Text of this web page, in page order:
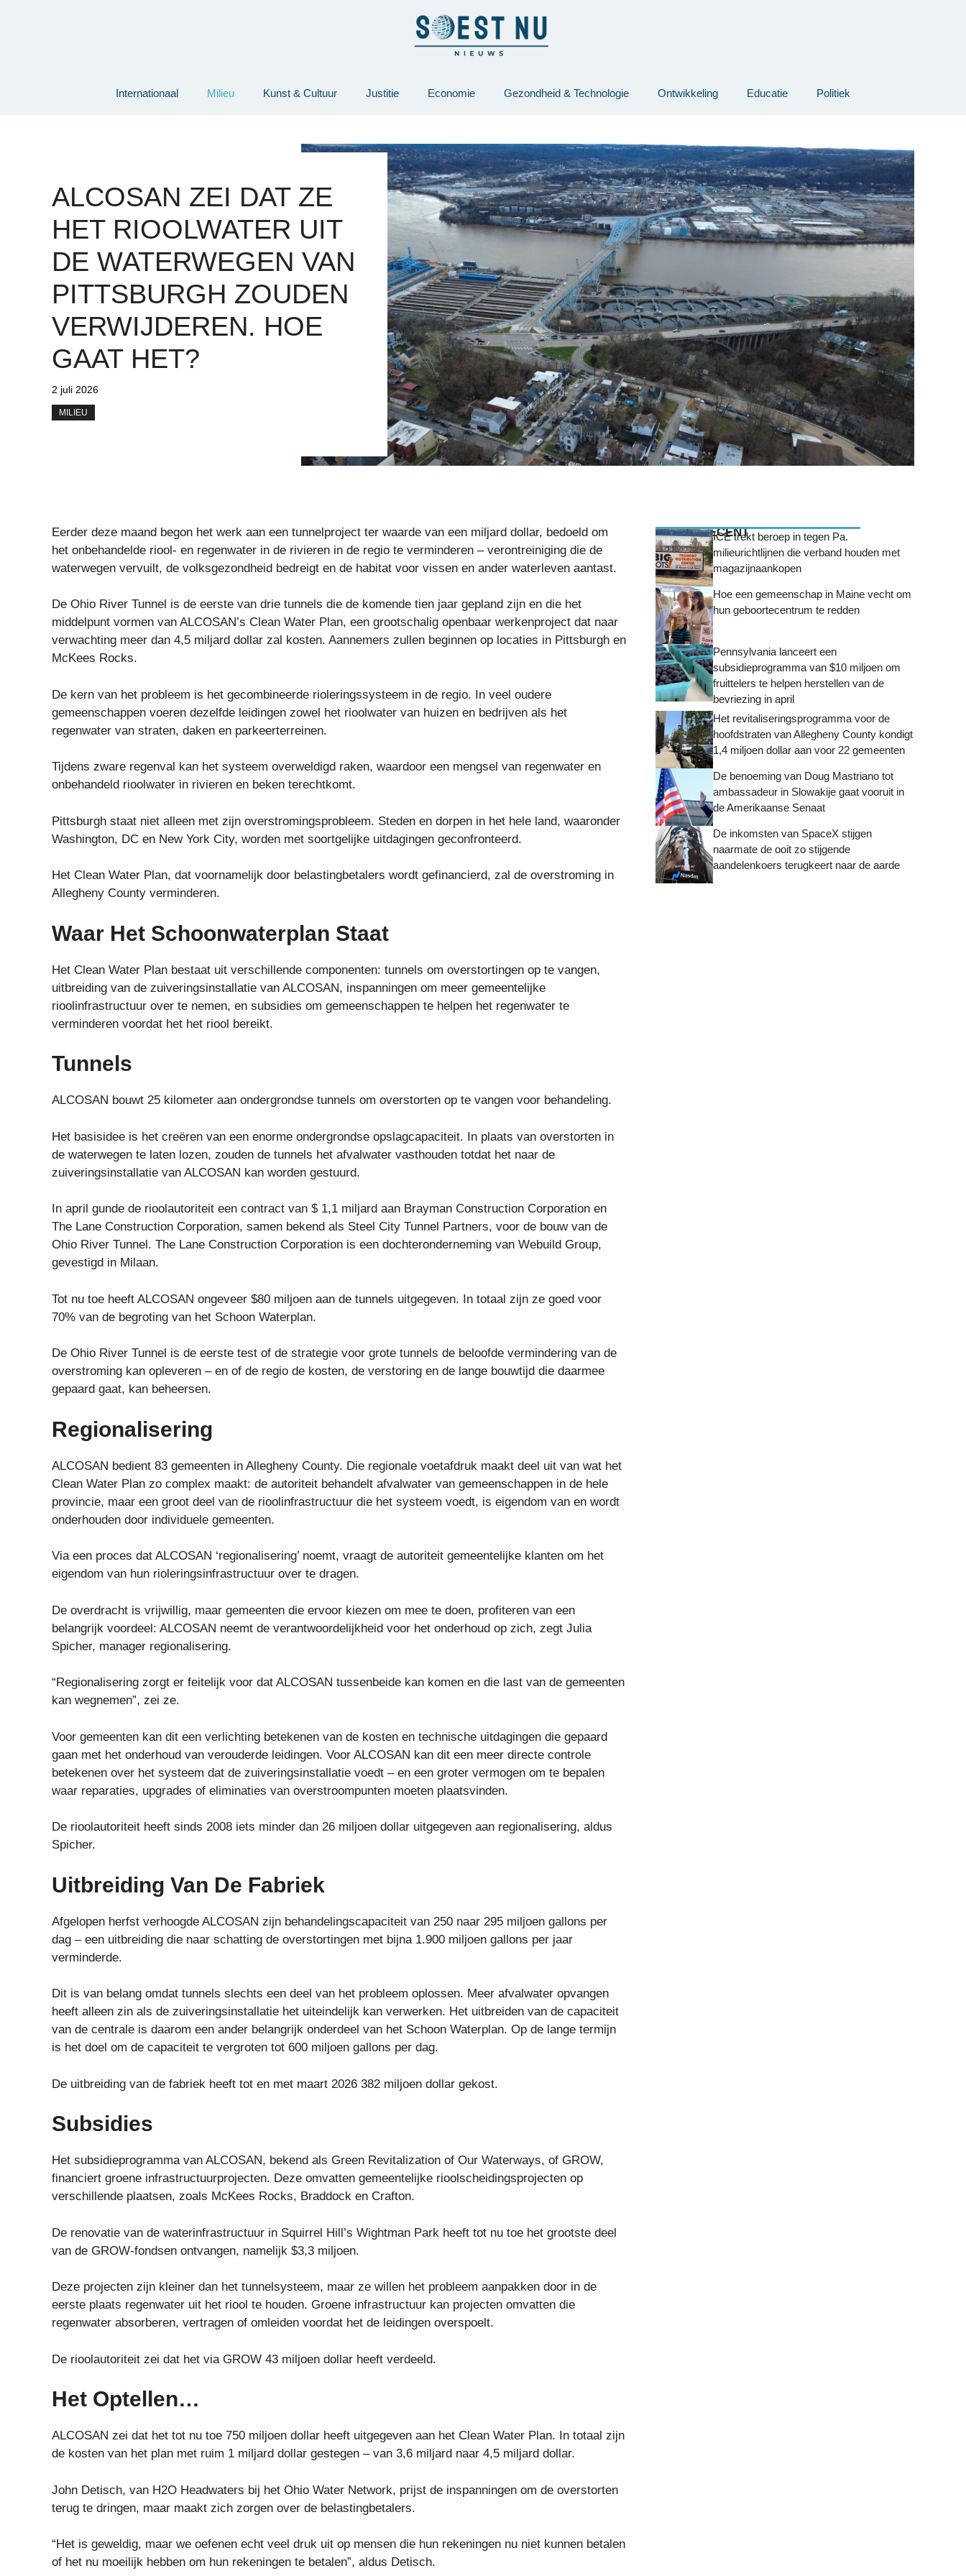
Internationaal Milieu Kunst & Cultuur Justitie Economie Gezondheid & Technologie Ontwikkeling Educatie Politiek
ALCOSAN ZEI DAT ZE
HET RIOOLWATER UIT
DE WATERWEGEN VAN
PITTSBURGH ZOUDEN
VERWIJDEREN. HOE
GAAT HET?
2 juli 2026
MILIEU
Eerder deze maand begon het werk aan een tunnelproject ter waarde van een miljard dollar, bedoeld om
het onbehandelde riool- en regenwater in de rivieren in de regio te verminderen – verontreiniging die de
waterwegen vervuilt, de volksgezondheid bedreigt en de habitat voor vissen en ander waterleven aantast.
De Ohio River Tunnel is de eerste van drie tunnels die de komende tien jaar gepland zijn en die het
middelpunt vormen van ALCOSAN’s Clean Water Plan, een grootschalig openbaar werkenproject dat naar
verwachting meer dan 4,5 miljard dollar zal kosten. Aannemers zullen beginnen op locaties in Pittsburgh en
McKees Rocks.
De kern van het probleem is het gecombineerde rioleringssysteem in de regio. In veel oudere
gemeenschappen voeren dezelfde leidingen zowel het rioolwater van huizen en bedrijven als het
regenwater van straten, daken en parkeerterreinen.
Tijdens zware regenval kan het systeem overweldigd raken, waardoor een mengsel van regenwater en
onbehandeld rioolwater in rivieren en beken terechtkomt.
Pittsburgh staat niet alleen met zijn overstromingsprobleem. Steden en dorpen in het hele land, waaronder
Washington, DC en New York City, worden met soortgelijke uitdagingen geconfronteerd.
Het Clean Water Plan, dat voornamelijk door belastingbetalers wordt gefinancierd, zal de overstroming in
Allegheny County verminderen.
Waar Het Schoonwaterplan Staat
Het Clean Water Plan bestaat uit verschillende componenten: tunnels om overstortingen op te vangen,
uitbreiding van de zuiveringsinstallatie van ALCOSAN, inspanningen om meer gemeentelijke
rioolinfrastructuur over te nemen, en subsidies om gemeenschappen te helpen het regenwater te
verminderen voordat het het riool bereikt. ‍
Tunnels ‍
ALCOSAN bouwt 25 kilometer aan ondergrondse tunnels om overstorten op te vangen voor behandeling.
Het basisidee is het creëren van een enorme ondergrondse opslagcapaciteit. In plaats van overstorten in
de waterwegen te laten lozen, zouden de tunnels het afvalwater vasthouden totdat het naar de
zuiveringsinstallatie van ALCOSAN kan worden gestuurd.
In april gunde de rioolautoriteit een contract van $ 1,1 miljard aan Brayman Construction Corporation en
The Lane Construction Corporation, samen bekend als Steel City Tunnel Partners, voor de bouw van de
Ohio River Tunnel. The Lane Construction Corporation is een dochteronderneming van Webuild Group,
gevestigd in Milaan.
Tot nu toe heeft ALCOSAN ongeveer $80 miljoen aan de tunnels uitgegeven. In totaal zijn ze goed voor
70% van de begroting van het Schoon Waterplan.
De Ohio River Tunnel is de eerste test of de strategie voor grote tunnels de beloofde vermindering van de
overstroming kan opleveren – en of de regio de kosten, de verstoring en de lange bouwtijd die daarmee
gepaard gaat, kan beheersen.
Regionalisering
ALCOSAN bedient 83 gemeenten in Allegheny County. Die regionale voetafdruk maakt deel uit van wat het
Clean Water Plan zo complex maakt: de autoriteit behandelt afvalwater van gemeenschappen in de hele
provincie, maar een groot deel van de rioolinfrastructuur die het systeem voedt, is eigendom van en wordt
onderhouden door individuele gemeenten.
Via een proces dat ALCOSAN ‘regionalisering’ noemt, vraagt ​​de autoriteit gemeentelijke klanten om het
eigendom van hun rioleringsinfrastructuur over te dragen.
De overdracht is vrijwillig, maar gemeenten die ervoor kiezen om mee te doen, profiteren van een
belangrijk voordeel: ALCOSAN neemt de verantwoordelijkheid voor het onderhoud op zich, zegt Julia
Spicher, manager regionalisering.
“Regionalisering zorgt er feitelijk voor dat ALCOSAN tussenbeide kan komen en die last van de gemeenten
kan wegnemen”, zei ze.
Voor gemeenten kan dit een verlichting betekenen van de kosten en technische uitdagingen die gepaard
gaan met het onderhoud van verouderde leidingen. Voor ALCOSAN kan dit een meer directe controle
betekenen over het systeem dat de zuiveringsinstallatie voedt – en een groter vermogen om te bepalen
waar reparaties, upgrades of eliminaties van overstroompunten moeten plaatsvinden.
De rioolautoriteit heeft sinds 2008 iets minder dan 26 miljoen dollar uitgegeven aan regionalisering, aldus
Spicher.
Uitbreiding Van De Fabriek
Afgelopen herfst verhoogde ALCOSAN zijn behandelingscapaciteit van 250 naar 295 miljoen gallons per
dag – een uitbreiding die naar schatting de overstortingen met bijna 1.900 miljoen gallons per jaar
verminderde.
Dit is van belang omdat tunnels slechts een deel van het probleem oplossen. Meer afvalwater opvangen
heeft alleen zin als de zuiveringsinstallatie het uiteindelijk kan verwerken. Het uitbreiden van de capaciteit
van de centrale is daarom een ​​ander belangrijk onderdeel van het Schoon Waterplan. Op de lange termijn
is het doel om de capaciteit te vergroten tot 600 miljoen gallons per dag.
De uitbreiding van de fabriek heeft tot en met maart 2026 382 miljoen dollar gekost.
Subsidies
Het subsidieprogramma van ALCOSAN, bekend als Green Revitalization of Our Waterways, of GROW,
financiert groene infrastructuurprojecten. Deze omvatten gemeentelijke rioolscheidingsprojecten op
verschillende plaatsen, zoals McKees Rocks, Braddock en Crafton.
De renovatie van de waterinfrastructuur in Squirrel Hill’s Wightman Park heeft tot nu toe het grootste deel
van de GROW-fondsen ontvangen, namelijk $3,3 miljoen.
Deze projecten zijn kleiner dan het tunnelsysteem, maar ze willen het probleem aanpakken door in de
eerste plaats regenwater uit het riool te houden. Groene infrastructuur kan projecten omvatten die
regenwater absorberen, vertragen of omleiden voordat het de leidingen overspoelt.
De rioolautoriteit zei dat het via GROW 43 miljoen dollar heeft verdeeld.
Het Optellen…
ALCOSAN zei dat het tot nu toe 750 miljoen dollar heeft uitgegeven aan het Clean Water Plan. In totaal zijn
de kosten van het plan met ruim 1 miljard dollar gestegen – van 3,6 miljard naar 4,5 miljard dollar.
John Detisch, van H2O Headwaters bij het Ohio Water Network, prijst de inspanningen om de overstorten
terug te dringen, maar maakt zich zorgen over de belastingbetalers.
“Het is geweldig, maar we oefenen echt veel druk uit op mensen die hun rekeningen nu niet kunnen betalen
of het nu moeilijk hebben om hun rekeningen te betalen”, aldus Detisch.
MEEST RECENTICE trekt beroep in tegen Pa.
milieurichtlijnen die verband houden met
magazijnaankopen
Hoe een gemeenschap in Maine vecht om
hun geboortecentrum te redden
Pennsylvania lanceert een
subsidieprogramma van $10 miljoen om
fruittelers te helpen herstellen van de
bevriezing in april
Het revitaliseringsprogramma voor de
hoofdstraten van Allegheny County kondigt
1,4 miljoen dollar aan voor 22 gemeenten
De benoeming van Doug Mastriano tot
ambassadeur in Slowakije gaat vooruit in
de Amerikaanse Senaat
De inkomsten van SpaceX stijgen
naarmate de ooit zo stijgende
aandelenkoers terugkeert naar de aarde